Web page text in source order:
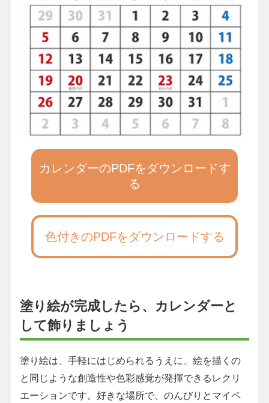
カレンダーのPDFをダウンロードす
る
色付きのPDFをダウンロードする
塗り絵が完成したら、カレンダーと
して飾りましょう
塗り絵は、手軽にはじめられるうえに、絵を描くの
と同じような創造性や色彩感覚が発揮できるレクリ
エーションです。好きな場所で、のんびりとマイペ